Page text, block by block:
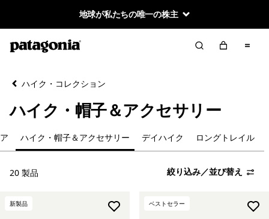
地球が私たちの唯一の株主
絞り込み／並び替え
絞り込み
カテゴリー
新着製品
メンズ
ウィメンズ
ハイク・パンツ
ハイク・コレクション
ハイク・帽子＆アクセサリー
ハイク・帽子＆アクセサリー デイハイク ロングトレイル
20 製品 絞り込み／並び替え
新製品 ベストセラー